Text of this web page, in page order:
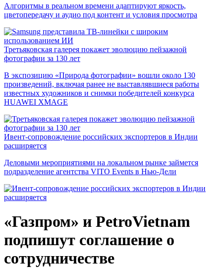
Алгоритмы в реальном времени адаптируют яркость,
цветопередачу и аудио под контент и условия просмотра
Третьяковская галерея покажет эволюцию пейзажной
фотографии за 130 лет
В экспозицию «Природа фотографии» вошли около 130
произведений, включая ранее не выставлявшиеся работы
известных художников и снимки победителей конкурса
HUAWEI XMAGE
Ивент-сопровождение российских экспортеров в Индии
расширяется
Деловыми мероприятиями на локальном рынке займется
подразделение агентства VITO Events в Нью-Дели
«Газпром» и PetroVietnam
подпишут соглашение о
сотрудничестве